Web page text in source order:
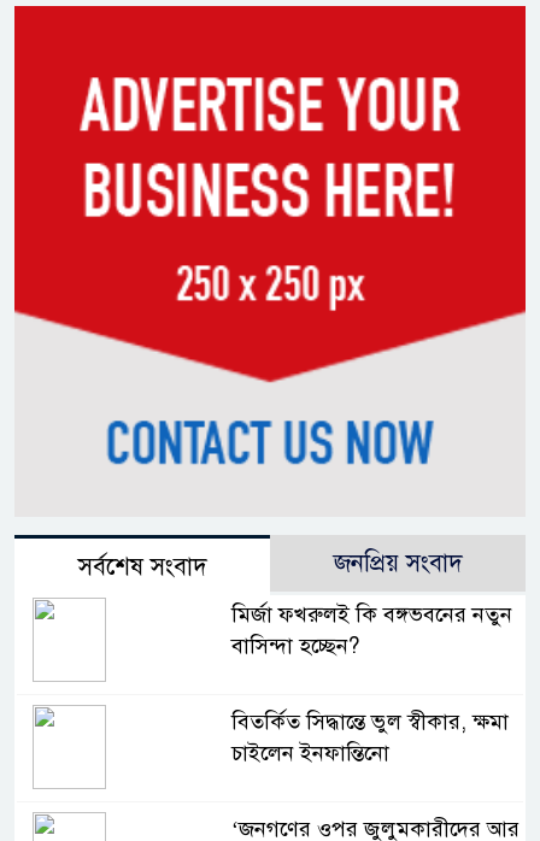
সর্বশেষ সংবাদ জনপ্রিয় সংবাদ
মির্জা ফখরুলই কি বঙ্গভবনের নতুন
বাসিন্দা হচ্ছেন?
বিতর্কিত সিদ্ধান্তে ভুল স্বীকার, ক্ষমা
চাইলেন ইনফান্তিনো
‘জনগণের ওপর জুলুমকারীদের আর